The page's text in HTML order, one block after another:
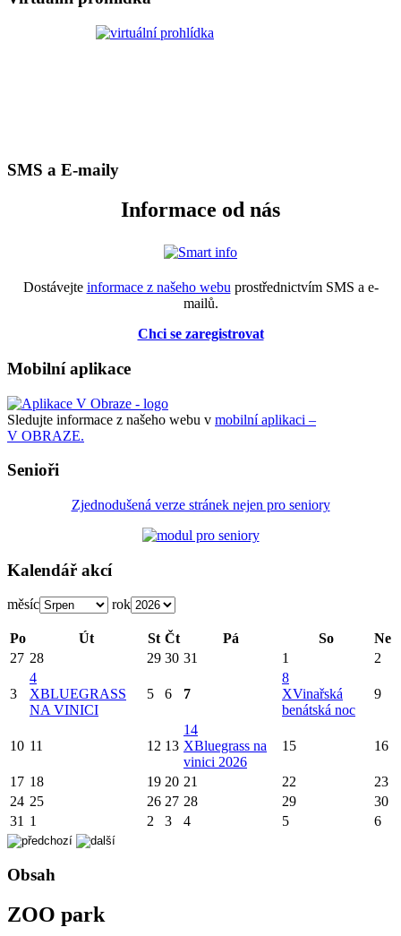
SMS a E-maily
Informace od nás
Dostávejte informace z našeho webu prostřednictvím SMS a e-
mailů.
Chci se zaregistrovat
Mobilní aplikace
Sledujte informace z našeho webu v mobilní aplikaci –
V OBRAZE.
Senioři
Zjednodušená verze stránek nejen pro seniory
Kalendář akcí
měsíc rok
Po Út St Čt Pá So
Ne
27 28 29 30 31 1 2
3
4
XBLUEGRASS
NA VINICI
5 6 7
8
XVinařská
benátská noc
9
10 11 12 13
14
XBluegrass na
vinici 2026
15 16
17 18 19 20 21 22
23
24 25 26 27 28 29
30
31 1 2 3 4 5 6
Obsah
ZOO park